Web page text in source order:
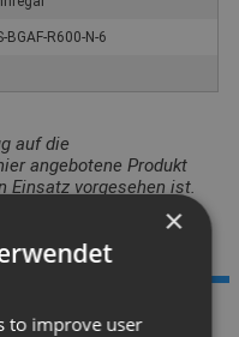
BGAF-R600-N-6
auf die
angebotene Produkt
Einsatz vorgesehen ist.
13 BGB ist
×
to improve user